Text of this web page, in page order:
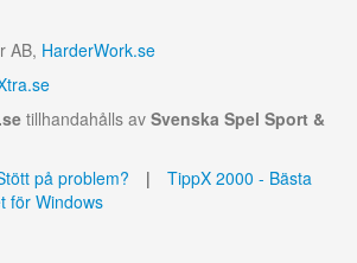
AB, HarderWork.se
tillhandahålls av Svenska Spel Sport &
på problem? |
TippX 2000 - Bästa
för Windows